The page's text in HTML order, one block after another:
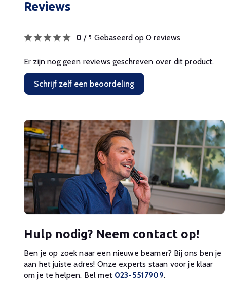
Reviews
0 / 5 Gebaseerd op 0 reviews
Er zijn nog geen reviews geschreven over dit product.
Schrijf zelf een beoordeling
Hulp nodig? Neem contact op!
Ben je op zoek naar een nieuwe beamer? Bij ons ben je
aan het juiste adres! Onze experts staan voor je klaar
om je te helpen. Bel met 023-5517909.